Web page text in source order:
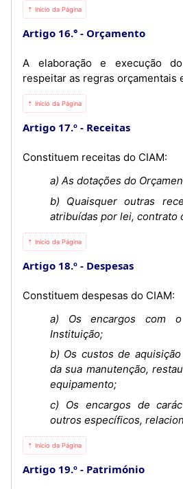
⇡ Início da Página
Artigo 16.° Orçamento
A elaboração e execução
respeitar as regras orçamentais
⇡ Início da Página
Artigo 17.º Receitas
Constituem receitas do CIAM:
a) As dotações do
b) Quaisquer outras
atribuídas por lei, contrato
⇡ Início da Página
Artigo 18.º Despesas
Constituem despesas do CIAM:
a) Os encargos com o
Instituição;
b) Os custos de
da sua manutenção,
equipamento;
c) Os encargos de
outros específicos,
⇡ Início da Página
Artigo 19.º Património